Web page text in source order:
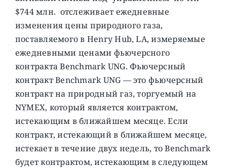
$744 млн. отслеживает ежедневные
изменения цены природного газа,
поставляемого в Henry Hub, LA, измеряемые
ежедневными ценами фьючерсного
контракта Benchmark UNG. Фьючерсный
контракт Benchmark UNG — это фьючерсный
контракт на природный газ, торгуемый на
NYMEX, который является контрактом,
истекающим в ближайшем месяце. Если
контракт, истекающий в ближайшем месяце,
истекает в течение двух недель, то Benchmark
будет контрактом, истекающим в следующем